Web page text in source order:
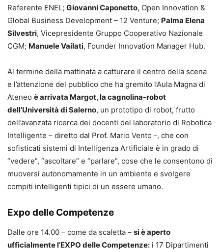
Referente ENEL; Giovanni Caponetto, Open Innovation &
Global Business Development – 12 Venture; Palma Elena
Silvestri, Vicepresidente Gruppo Cooperativo Nazionale
CGM; Manuele Vailati, Founder Innovation Manager Hub.
Al termine della mattinata a catturare il centro della scena
e l’attenzione del pubblico che ha gremito l’Aula Magna di
Ateneo è arrivata Margot, la cagnolina-robot
dell’Università di Salerno, un prototipo di robot, frutto
dell’avanzata ricerca dei docenti del laboratorio di Robotica
Intelligente – diretto dal Prof. Mario Vento -, che con
sofisticati sistemi di Intelligenza Artificiale è in grado di
“vedere”, “ascoltare” e “parlare”, cose che le consentono di
muoversi autonomamente in un ambiente e svolgere
compiti intelligenti tipici di un essere umano.
Expo delle Competenze
Dalle ore 14.00 – come da scaletta – si è aperto
ufficialmente l’EXPO delle Competenze: i 17 Dipartimenti